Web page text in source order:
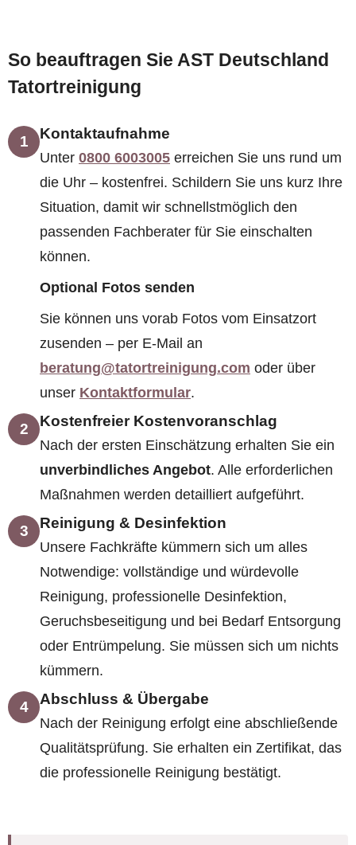
So beauftragen Sie AST Deutschland
Tatortreinigung
1 Kontaktaufnahme
Unter 0800 6003005 erreichen Sie uns rund um
die Uhr – kostenfrei. Schildern Sie uns kurz Ihre
Situation, damit wir schnellstmöglich den
passenden Fachberater für Sie einschalten
können.
Optional Fotos senden
Sie können uns vorab Fotos vom Einsatzort
zusenden – per E-Mail an
beratung@tatortreinigung.com oder über
unser Kontaktformular.
2 Kostenfreier Kostenvoranschlag
Nach der ersten Einschätzung erhalten Sie ein
unverbindliches Angebot. Alle erforderlichen
Maßnahmen werden detailliert aufgeführt.
3 Reinigung & Desinfektion
Unsere Fachkräfte kümmern sich um alles
Notwendige: vollständige und würdevolle
Reinigung, professionelle Desinfektion,
Geruchsbeseitigung und bei Bedarf Entsorgung
oder Entrümpelung. Sie müssen sich um nichts
kümmern.
4 Abschluss & Übergabe
Nach der Reinigung erfolgt eine abschließende
Qualitätsprüfung. Sie erhalten ein Zertifikat, das
die professionelle Reinigung bestätigt.